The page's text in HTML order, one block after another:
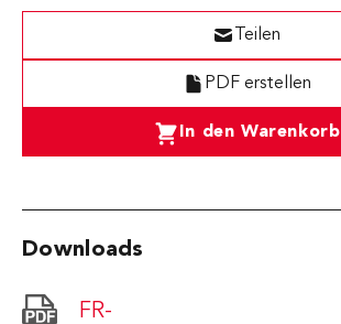
In den Warenkorb
PDF erstellen
Teilen
Downloads
FR-